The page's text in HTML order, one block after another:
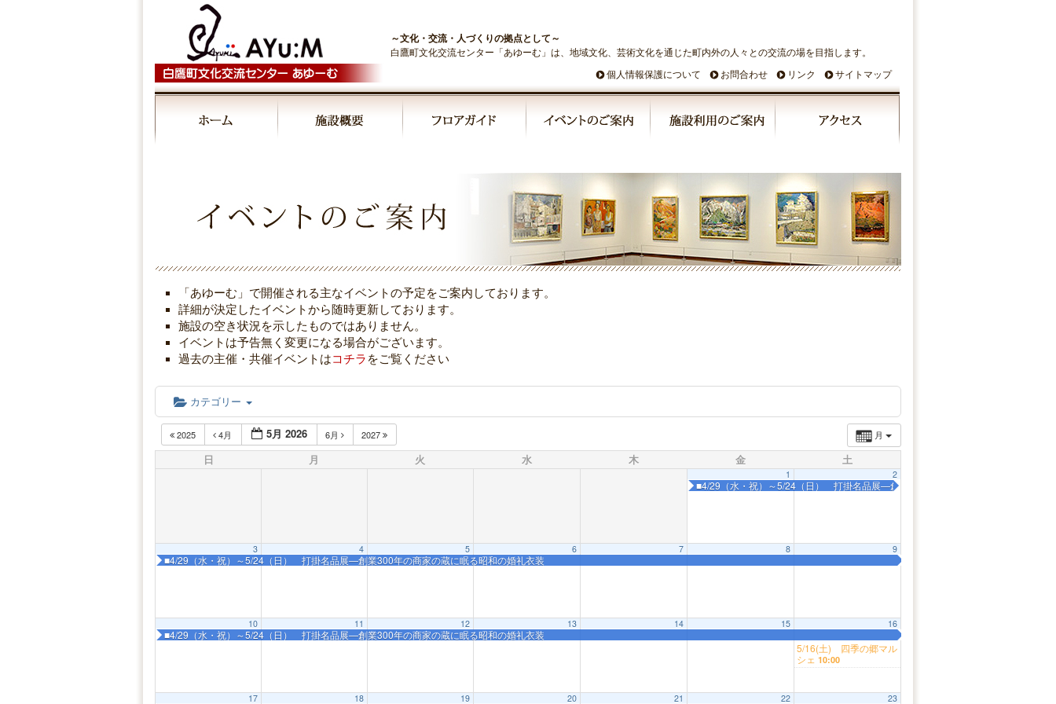
～文化・交流・人づくりの拠点として～
白鷹町文化交流センター「あゆーむ」は、地域文化、芸術文化を通じた町内外の人々との交流の場を目指します。
サイトマップ
リンク
お問合わせ
個人情報保護について
「あゆーむ」で開催される主なイベントの予定をご案内しております。
詳細が決定したイベントから随時更新しております。
施設の空き状況を示したものではありません。
イベントは予告無く変更になる場合がございます。
過去の主催・共催イベントはコチラ をご覧ください
カテゴリー
月
2025 4月 5月 2026 6月 2027
日 月 火 水 木 金 土
1
■4/29（水・祝）～5/24（日） 打掛名品展―創業300年の商家の蔵に眠る昭和の婚
2
3
■4/29（水・祝）～5/24（日） 打掛名品展―創業300年の商家の蔵に眠る昭和の婚礼衣装
4 5 6 7 8 9
10
■4/29（水・祝）～5/24（日） 打掛名品展―創業300年の商家の蔵に眠る昭和の婚礼衣装
11 12 13 14 15 16
5/16(土) 四季の郷マル
シェ10:00
17 18 19 20 21 22 23